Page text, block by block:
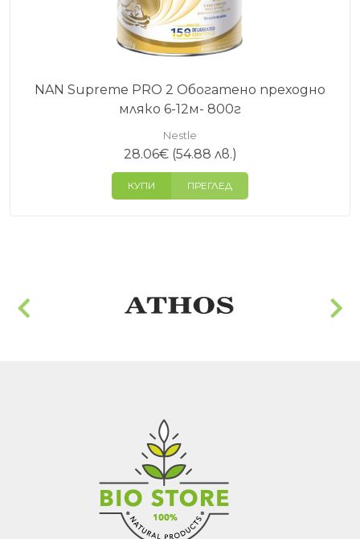
NAN Supreme PRO 2 Обогатено преходно
мляко 6-12м- 800г
Nestle
28.06€(54.88 лв.)
КУПИ ПРЕГЛЕД